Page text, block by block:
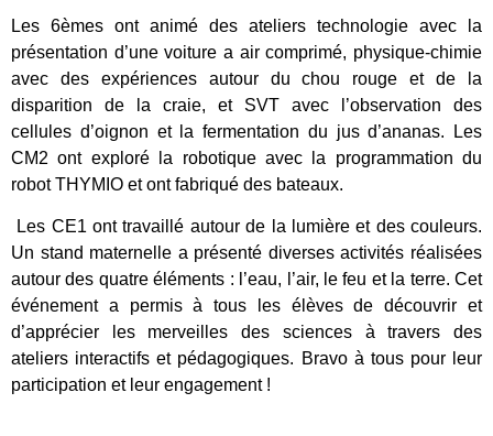
Les 6èmes ont animé des ateliers technologie avec la
présentation d’une voiture a air comprimé, physique-chimie
avec des expériences autour du chou rouge et de la
disparition de la craie, et SVT avec l’observation des
cellules d’oignon et la fermentation du jus d’ananas. Les
CM2 ont exploré la robotique avec la programmation du
robot THYMIO et ont fabriqué des bateaux.
Les CE1 ont travaillé autour de la lumière et des couleurs.
Un stand maternelle a présenté diverses activités réalisées
autour des quatre éléments : l’eau, l’air, le feu et la terre. Cet
événement a permis à tous les élèves de découvrir et
d’apprécier les merveilles des sciences à travers des
ateliers interactifs et pédagogiques. Bravo à tous pour leur
participation et leur engagement !